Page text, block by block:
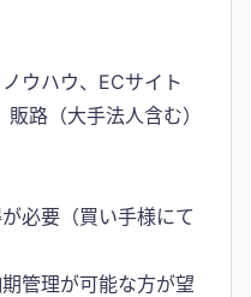
ウハウ、ECサイト
路（大手法人含む）
必要（買い手様にて
管理が可能な方が望